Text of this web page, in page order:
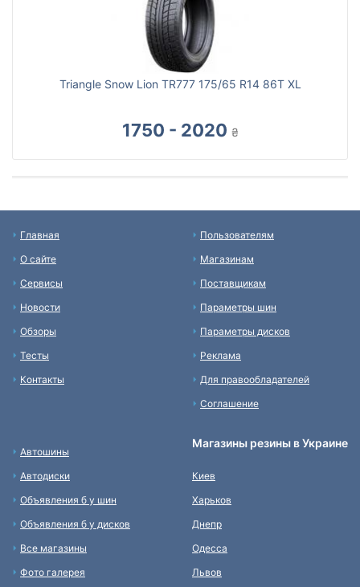
Triangle Snow Lion TR777 175/65 R14 86T XL
1750 - 2020 ₴
Главная
О сайте
Сервисы
Новости
Обзоры
Тесты
Контакты
Пользователям
Магазинам
Поставщикам
Параметры шин
Параметры дисков
Реклама
Для правообладателей
Соглашение
Автошины
Автодиски
Объявления б у шин
Объявления б у дисков
Все магазины
Фото галерея
Магазины резины в Украине
Киев
Харьков
Днепр
Одесса
Львов